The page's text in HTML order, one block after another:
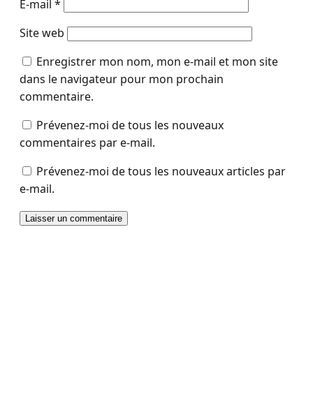
E-mail *
Site web
Enregistrer mon nom, mon e-mail et mon site
dans le navigateur pour mon prochain
commentaire.
Prévenez-moi de tous les nouveaux
commentaires par e-mail.
Prévenez-moi de tous les nouveaux articles par
e-mail.